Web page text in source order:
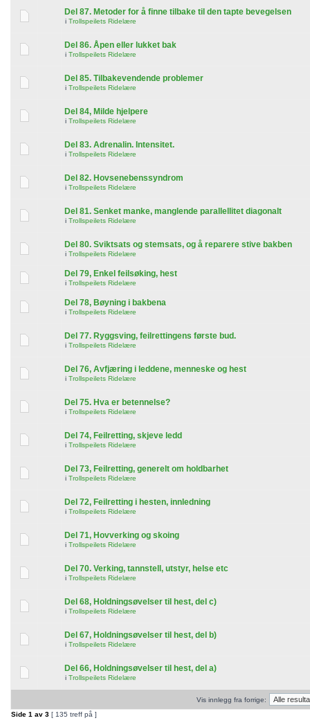
Del 87. Metoder for å finne tilbake til den tapte bevegelsen
i Trollspeilets Ridelære
Del 86. Åpen eller lukket bak
i Trollspeilets Ridelære
Del 85. Tilbakevendende problemer
i Trollspeilets Ridelære
Del 84, Milde hjelpere
i Trollspeilets Ridelære
Del 83. Adrenalin. Intensitet.
i Trollspeilets Ridelære
Del 82. Hovsenebenssyndrom
i Trollspeilets Ridelære
Del 81. Senket manke, manglende parallellitet diagonalt
i Trollspeilets Ridelære
Del 80. Sviktsats og stemsats, og å reparere stive bakben
i Trollspeilets Ridelære
Del 79, Enkel feilsøking, hest
i Trollspeilets Ridelære
Del 78, Bøyning i bakbena
i Trollspeilets Ridelære
Del 77. Ryggsving, feilrettingens første bud.
i Trollspeilets Ridelære
Del 76, Avfjæring i leddene, menneske og hest
i Trollspeilets Ridelære
Del 75. Hva er betennelse?
i Trollspeilets Ridelære
Del 74, Feilretting, skjeve ledd
i Trollspeilets Ridelære
Del 73, Feilretting, generelt om holdbarhet
i Trollspeilets Ridelære
Del 72, Feilretting i hesten, innledning
i Trollspeilets Ridelære
Del 71, Hovverking og skoing
i Trollspeilets Ridelære
Del 70. Verking, tannstell, utstyr, helse etc
i Trollspeilets Ridelære
Del 68, Holdningsøvelser til hest, del c)
i Trollspeilets Ridelære
Del 67, Holdningsøvelser til hest, del b)
i Trollspeilets Ridelære
Del 66, Holdningsøvelser til hest, del a)
i Trollspeilets Ridelære
Vis innlegg fra forrige:
Side 1 av 3 [ 135 treff på ]